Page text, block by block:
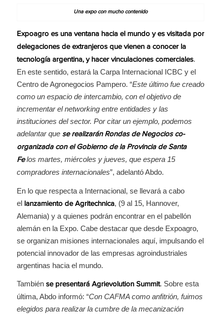
Una expo con mucho contenido
Expoagro es una ventana hacia el mundo y es visitada por
delegaciones de extranjeros que vienen a conocer la
tecnología argentina, y hacer vinculaciones comerciales.
En este sentido, estará la Carpa Internacional ICBC y el
Centro de Agronegocios Pampero. “Este último fue creado
como un espacio de intercambio, con el objetivo de
incrementar el networking entre entidades y las
instituciones del sector. Por citar un ejemplo, podemos
adelantar que se realizarán Rondas de Negocios co-
organizada con el Gobierno de la Provincia de Santa
Felos martes, miércoles y jueves, que espera 15
compradores internacionales”, adelantó Abdo.
En lo que respecta a Internacional, se llevará a cabo
el lanzamiento de Agritechnica, (9 al 15, Hannover,
Alemania) y a quienes podrán encontrar en el pabellón
alemán en la Expo. Cabe destacar que desde Expoagro,
se organizan misiones internacionales aquí, impulsando el
potencial innovador de las empresas agroindustriales
argentinas hacia el mundo.
También se presentará Agrievolution Summit. Sobre esta
última, Abdo informó: “Con CAFMA como anfitrión, fuimos
elegidos para realizar la cumbre de la mecanización